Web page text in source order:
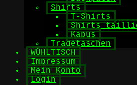
Shirts
T-Shirts
Shirts
Kapus
Tragetaschen
WÜHLTISCH
Impressum
Mein Konto
Login